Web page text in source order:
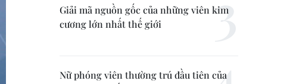
Giải mã nguồn gốc của những viên kim
cương lớn nhất thế giới
Nữ phóng viên thường trú đầu tiên của